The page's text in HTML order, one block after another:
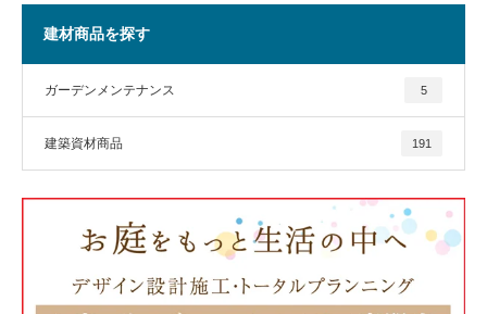
建材商品を探す
ガーデンメンテナンス 5
建築資材商品 191